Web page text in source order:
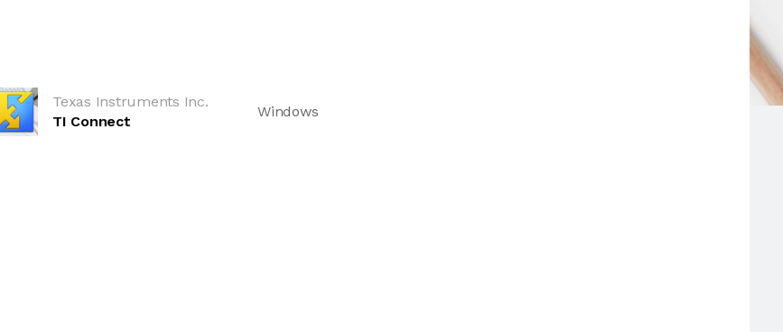
Texas Instruments Inc.
TI Connect
Windows